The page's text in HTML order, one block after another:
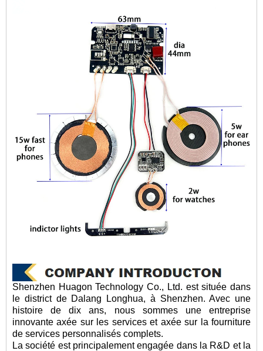
Shenzhen Huagon Technology Co., Ltd. est située dans
le district de Dalang Longhua, à Shenzhen. Avec une
histoire de dix ans, nous sommes une entreprise
innovante axée sur les services et axée sur la fourniture
de services personnalisés complets.
La société est principalement engagée dans la R&D et la